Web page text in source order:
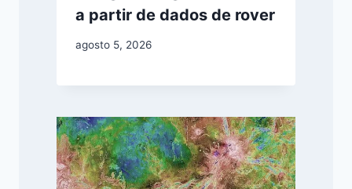
a partir de dados de rover
agosto 5, 2026